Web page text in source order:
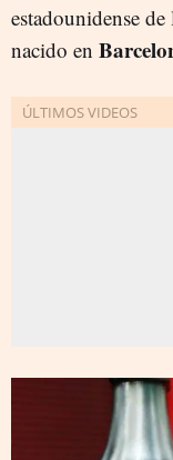
estadounidense
nacido en